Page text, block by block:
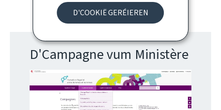
D'COOKIË GERÉIEREN
D'Campagne vum Ministère